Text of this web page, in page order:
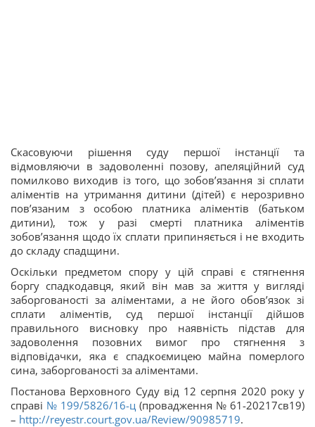
Скасовуючи рішення суду першої інстанції та
відмовляючи в задоволенні позову, апеляційний суд
помилково виходив із того, що зобов’язання зі сплати
аліментів на утримання дитини (дітей) є нерозривно
пов’язаним з особою платника аліментів (батьком
дитини), тож у разі смерті платника аліментів
зобов’язання щодо їх сплати припиняється і не входить
до складу спадщини.
Оскільки предметом спору у цій справі є стягнення
боргу спадкодавця, який він мав за життя у вигляді
заборгованості за аліментами, а не його обов’язок зі
сплати аліментів, суд першої інстанції дійшов
правильного висновку про наявність підстав для
задоволення позовних вимог про стягнення з
відповідачки, яка є спадкоємицею майна померлого
сина, заборгованості за аліментами.
Постанова Верховного Суду від 12 серпня 2020 року у
справі № 199/5826/16-ц (провадження № 61-20217св19)
– http://reyestr.court.gov.ua/Review/90985719.